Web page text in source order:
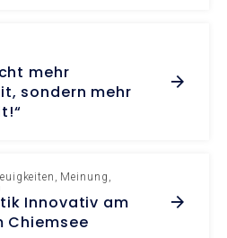
mehr
sondern mehr
Meinung
Innovativ am
Chiemsee